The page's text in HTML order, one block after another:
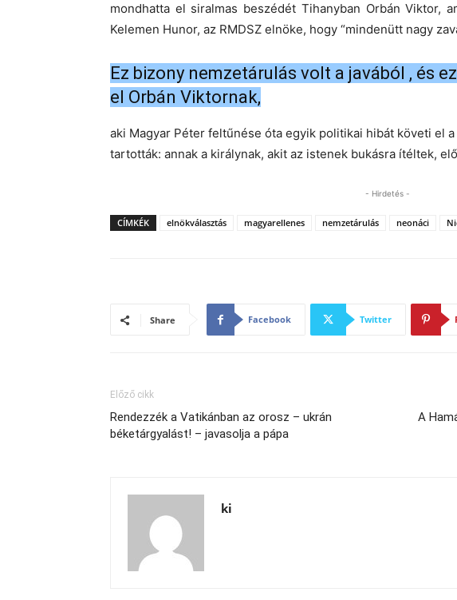
mondhatta el siralmas beszédét Tihanyban Orbán Viktor,
Kelemen Hunor, az RMDSZ elnöke, hogy “mindenütt nagy
Ez bizony nemzetárulás volt a javából , és
el Orbán Viktornak,
aki Magyar Péter feltűnése óta egyik politikai hibát követi el
tartották: annak a királynak, akit az istenek bukásra ítéltek,
- Hirdetés -
CÍMKÉK elnökválasztás magyarellenes nemzetárulás neonáci
Share Facebook Twitter
Előző cikk
Rendezzék a Vatikánban az orosz – ukrán
béketárgyalást! – javasolja a pápa
A
ki